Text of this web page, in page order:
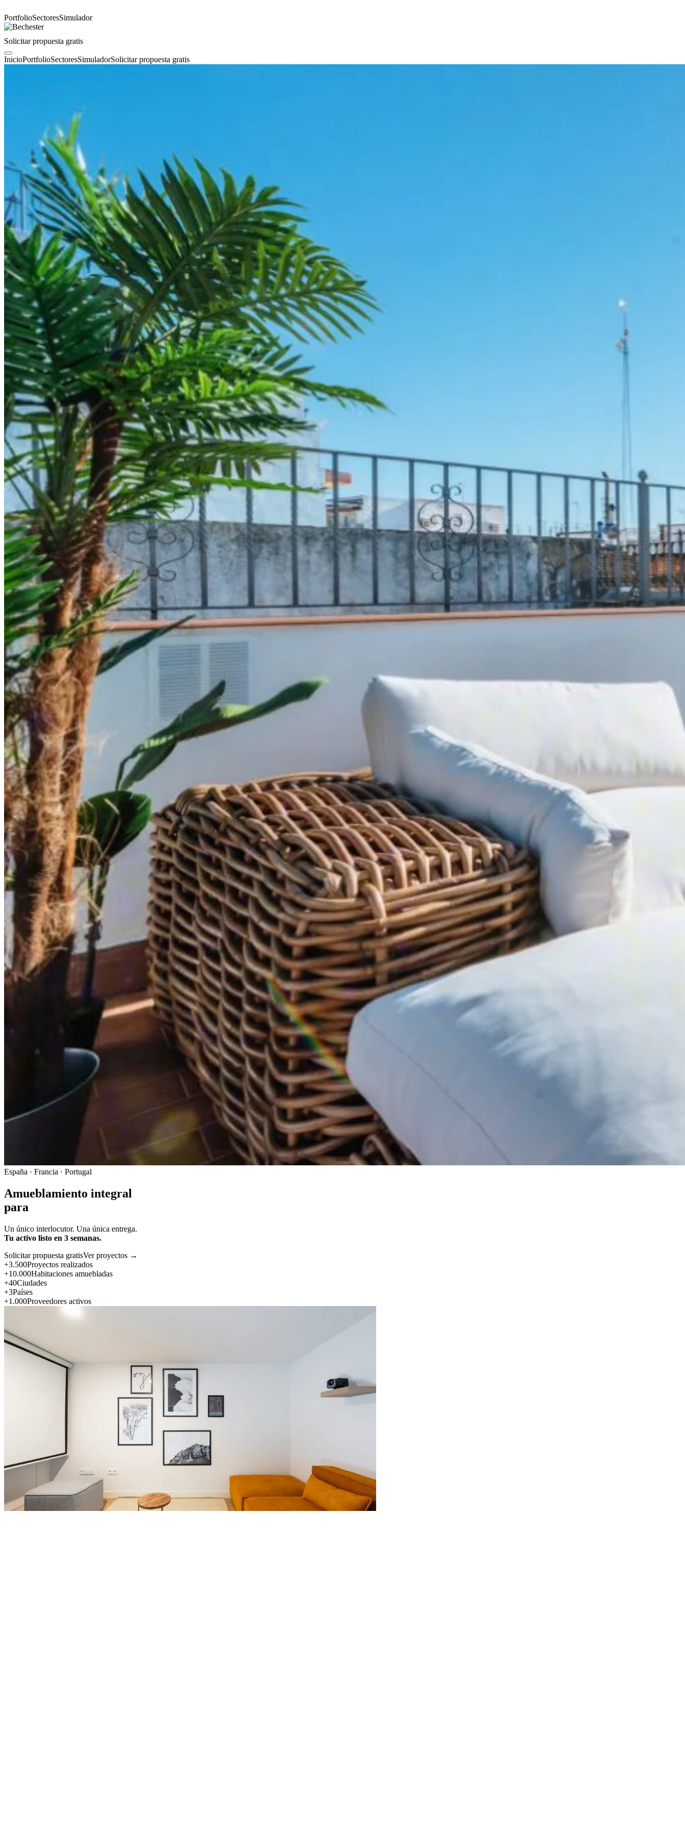
PortfolioSectoresSimulador
Solicitar propuesta gratis
InicioPortfolioSectoresSimuladorSolicitar propuesta gratis
España · Francia · Portugal
Amueblamiento integral
para
Un único interlocutor. Una única entrega.
Tu activo listo en 3 semanas.
Solicitar propuesta gratisVer proyectos →
+3.500Proyectos realizados
+10.000Habitaciones amuebladas
+40Ciudades
+3Países
+1.000Proveedores activos